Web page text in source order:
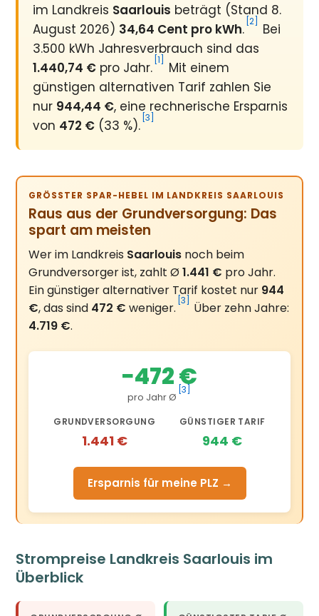
im Landkreis Saarlouis beträgt (Stand 8.
August 2026) 34,64 Cent pro kWh. [2]
Bei
3.500 kWh Jahresverbrauch sind das
1.440,74 € pro Jahr. [1]
Mit einem
günstigen alternativen Tarif zahlen Sie
nur 944,44 €, eine rechnerische Ersparnis
von 472 € (33 %). [3]
GRÖSSTER SPAR-HEBEL IM LANDKREIS SAARLOUIS
Raus aus der Grundversorgung: Das
spart am meisten
Wer im Landkreis Saarlouis noch beim
Grundversorger ist, zahlt Ø1.441 € pro Jahr.
Ein günstiger alternativer Tarif kostet nur 944
€, das sind 472 € weniger. [3]
Über zehn Jahre:
4.719 €.
−472 €
pro Jahr Ø
[3]
GRUNDVERSORGUNG
1.441 €
GÜNSTIGER TARIF
944 €
Ersparnis für meine PLZ →
Strompreise Landkreis Saarlouis im
Überblick